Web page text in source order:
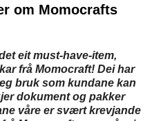
om Momocrafts
klistremerker og
Dei tilbyr banebrytande
vaksnas vanskar
minnesblokkar og